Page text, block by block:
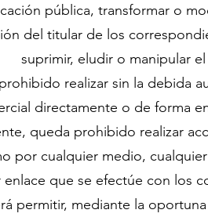
pública, transformar o
del titular de los
suprimir, eludir o manipular
realizar sin la debida
directamente o de forma
queda prohibido realizar
por cualquier medio,
enlace que se efectúe con los
permitir, mediante la